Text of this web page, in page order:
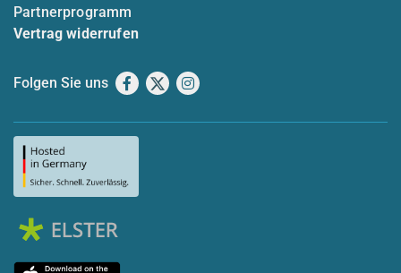
Partnerprogramm
Vertrag widerrufen
Folgen Sie uns Facebook
X Instagram